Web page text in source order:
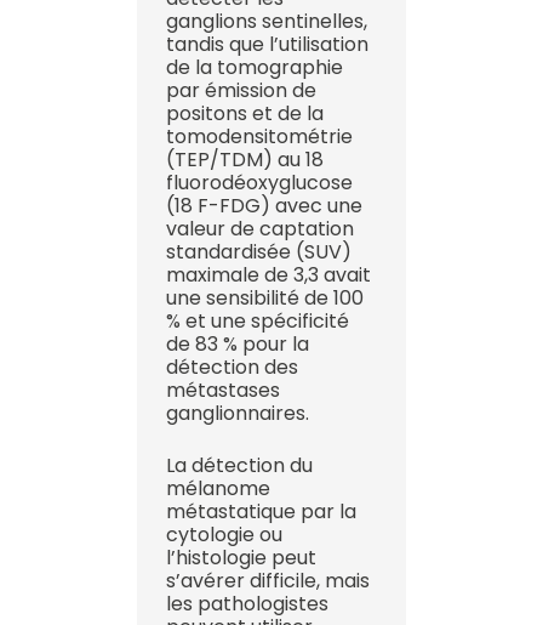
ganglions sentinelles,
tandis que l’utilisation
de la tomographie
par émission de
positons et de la
tomodensitométrie
(TEP/TDM) au 18
fluorodéoxyglucose
(18 F-FDG) avec une
valeur de captation
standardisée (SUV)
maximale de 3,3 avait
une sensibilité de 100
% et une spécificité
de 83 % pour la
détection des
métastases
ganglionnaires.
La détection du
mélanome
métastatique par la
cytologie ou
l’histologie peut
s’avérer difficile, mais
les pathologistes